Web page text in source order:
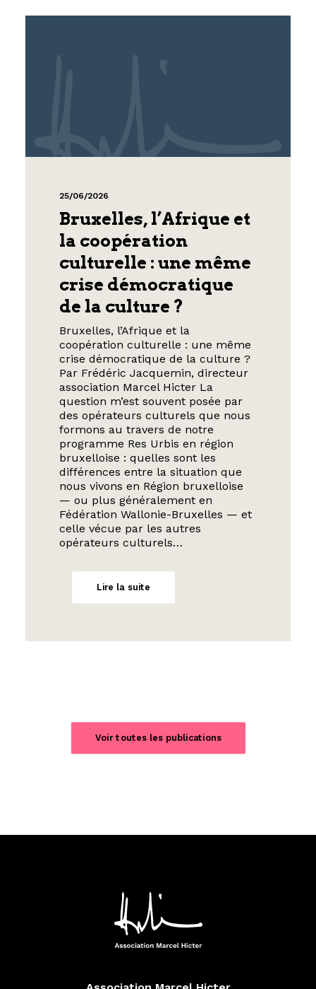
25/06/2026
Bruxelles, l’Afrique et
la coopération
culturelle : une même
crise démocratique
de la culture ?
Bruxelles, l’Afrique et la
coopération culturelle : une même
crise démocratique de la culture ?
Par Frédéric Jacquemin, directeur
association Marcel Hicter La
question m’est souvent posée par
des opérateurs culturels que nous
formons au travers de notre
programme Res Urbis en région
bruxelloise : quelles sont les
différences entre la situation que
nous vivons en Région bruxelloise
— ou plus généralement en
Fédération Wallonie-Bruxelles — et
celle vécue par les autres
opérateurs culturels…
Lire la suite
Voir toutes les publications